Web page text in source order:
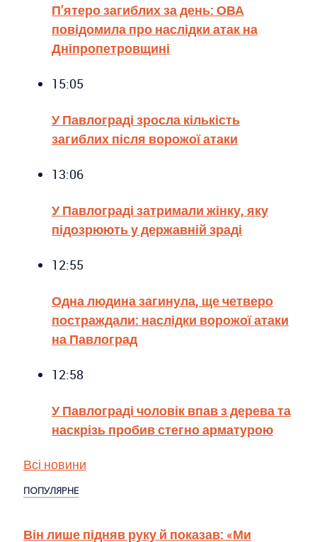
П’ятеро загиблих за день: ОВА
повідомила про наслідки атак на
Дніпропетровщині
15:05
У Павлограді зросла кількість
загиблих після ворожої атаки
13:06
У Павлограді затримали жінку, яку
підозрюють у державній зраді
12:55
Одна людина загинула, ще четверо
постраждали: наслідки ворожої атаки
на Павлоград
12:58
У Павлограді чоловік впав з дерева та
наскрізь пробив стегно арматурою
Всі новини
ПОПУЛЯРНЕ
Він лише підняв руку й показав: «Ми